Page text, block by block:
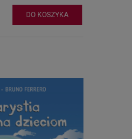
DO KOSZYKA